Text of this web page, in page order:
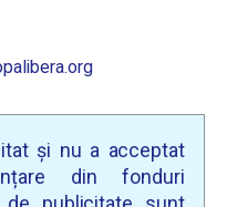
și nu a acceptat
din fonduri